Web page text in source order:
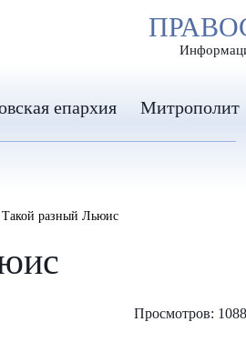
РАЗМЕР ШРИФТА
епархия Митрополит
Такой разный Льюис
Просмотров: 1088